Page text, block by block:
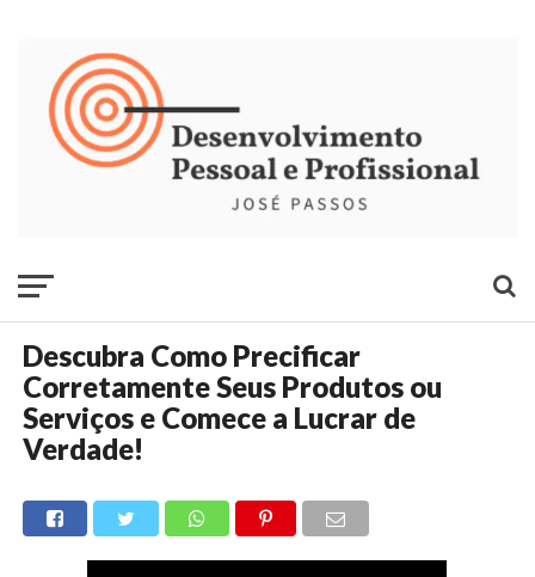
Descubra Como Precificar
Corretamente Seus Produtos ou
Serviços e Comece a Lucrar de
Verdade!